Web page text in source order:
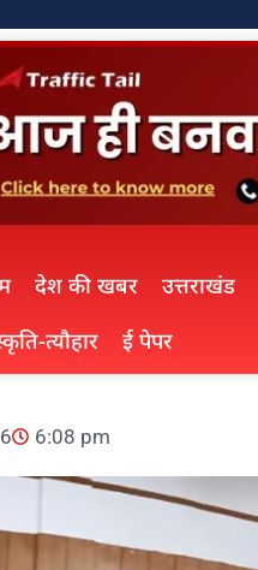
देश की खबर उत्तराखंड
त्यौहार
ई पेपर
6:08 pm